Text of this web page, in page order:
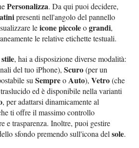
Personalizza. Da qui puoi decidere,
presenti nell'angolo del pannello
leicone piccoleograndi,
le relative etichette testuali.
stile, hai a disposizione diverse modalità:
del tuo iPhone),Scuro(per un
suSempreoAuto),Vetro(che
ed è disponibile nella varianti
, per adattarsi dinamicamente al
ti offre il massimo controllo
e trasparenza. Inoltre, puoi gestire
sfondo premendo sull'icona delsole.